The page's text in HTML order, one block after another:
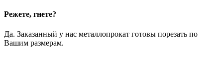
Режете, гнете?
Да. Заказанный у нас металлопрокат готовы порезать по
Вашим размерам.